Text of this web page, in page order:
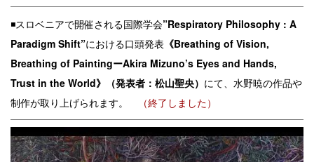
◾️スロベニアで開催される国際学会”Respiratory Philosophy : A
Paradigm Shift”における口頭発表 《Breathing of Vision,
Breathing of PaintingーAkira Mizuno’s Eyes and Hands,
Trust in the World》（発表者：松山聖央） にて、水野暁の作品や
制作が取り上げられます。
（終了しました）